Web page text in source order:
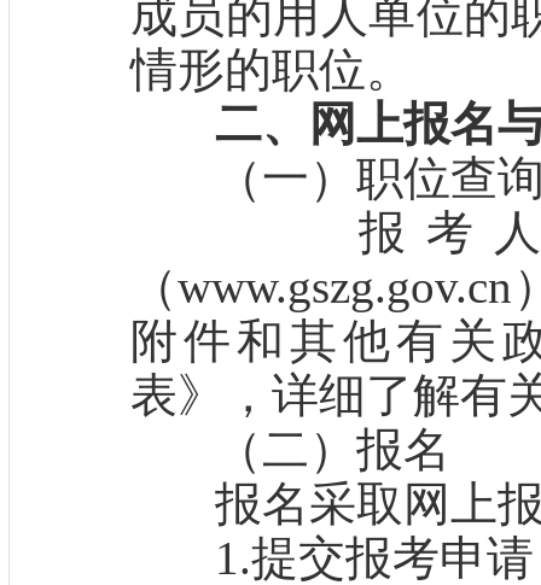
成员的用人单位的
情形的职位。
二、网上报名
（一）职位查
报考人员
（
附件和其他有关
表》，详细了解有
（二）报名
报名采取网上报
1.提交报考申请